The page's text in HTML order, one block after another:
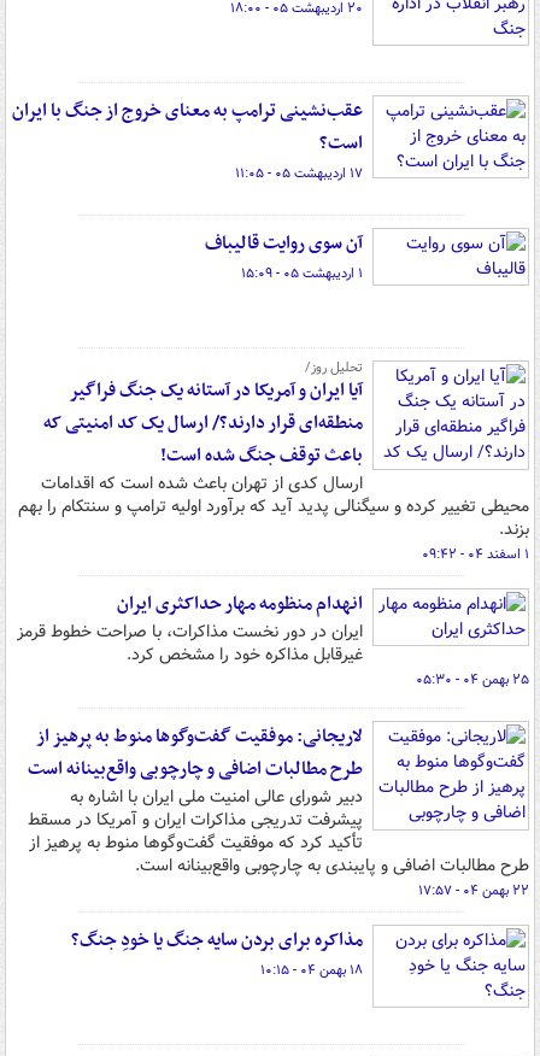
۲۰ اردیبهشت ۰۵ - ۱۸:۰۰
عقب‌نشینی ترامپ به معنای خروج از جنگ با ایران
است؟
۱۷ اردیبهشت ۰۵ - ۱۱:۰۵
آن سوی روایت قالیباف
۱ اردیبهشت ۰۵ - ۱۵:۰۹
تحلیل روز/
آیا ایران و آمریکا در آستانه یک جنگ فراگیر
منطقه‌ای قرار دارند؟/ ارسال یک کد امنیتی که
باعث توقف جنگ شده است!
ارسال کدی از تهران باعث شده است که اقدامات
محیطی تغییر کرده و سیگنالی پدید آید که برآورد اولیه ترامپ و سنتکام را بهم
بزند.
۱ اسفند ۰۴ - ۰۹:۴۲
انهدام منظومه مهار حداکثری ایران
ایران در دور نخست مذاکرات، با صراحت خطوط قرمز
غیرقابل مذاکره خود را مشخص کرد.
۲۵ بهمن ۰۴ - ۰۵:۳۰
لاریجانی: موفقیت گفت‌وگوها منوط به پرهیز از
طرح مطالبات اضافی و چارچوبی واقع‌بینانه است
دبیر شورای عالی امنیت ملی ایران با اشاره به
پیشرفت تدریجی مذاکرات ایران و آمریکا در مسقط
تأکید کرد که موفقیت گفت‌وگوها منوط به پرهیز از
طرح مطالبات اضافی و پایبندی به چارچوبی واقع‌بینانه است.
۲۲ بهمن ۰۴ - ۱۷:۵۷
مذاکره برای بردن سایه جنگ یا خودِ جنگ؟
۱۸ بهمن ۰۴ - ۱۰:۱۵